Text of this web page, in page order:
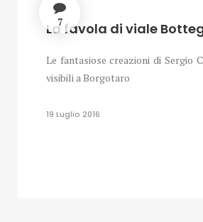
7
La favola di viale
Le fantasiose creazioni di Sergio
visibili a Borgotaro
19 Luglio 2016